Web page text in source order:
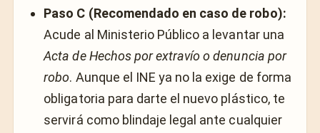
Paso C (Recomendado en caso de robo):
Acude al Ministerio Público a levantar una
Acta de Hechos por extravío o denuncia por
robo. Aunque el INE ya no la exige de forma
obligatoria para darte el nuevo plástico, te
servirá como blindaje legal ante cualquier